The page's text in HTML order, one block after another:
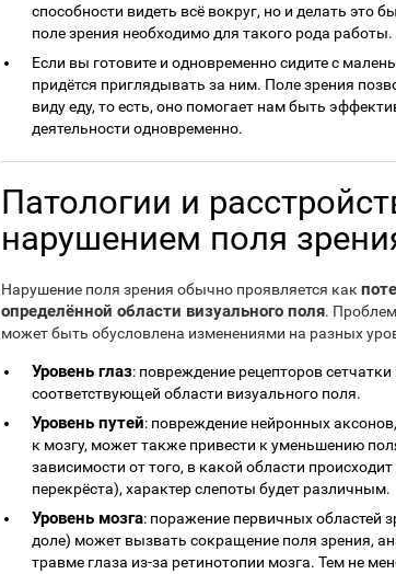
способности видеть всё вокруг, но и делать
поле зрения необходимо для такого рода работы.
Если вы готовите и одновременно сидите с
придётся приглядывать за ним. Поле зрения
виду еду, то есть, оно помогает нам быть
деятельности одновременно.
Патологии и
нарушением поля
Нарушение поля зрения обычно проявляется как
определённой области визуального поля.
может быть обусловлена изменениями на разных
Уровень глаз: повреждение рецепторов
соответствующей области визуального поля.
Уровень путей: повреждение нейронных
к мозгу, может также привести к уменьшению
зависимости от того, в какой области
перекрёста), характер слепоты будет различным.
Уровень мозга: поражение первичных областей
доле) может вызвать сокращение поля зрения,
травме глаза из-за ретинотопии мозга. Тем не